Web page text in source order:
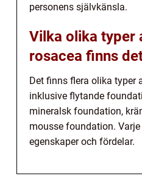
personens självkänsla.
Vilka olika typer
rosacea finns
Det finns flera olika typer
inklusive flytande
mineralsk foundation,
mousse foundation.
egenskaper och fördelar.